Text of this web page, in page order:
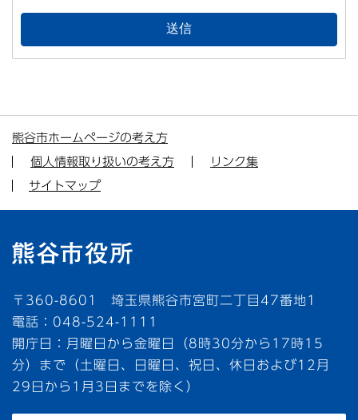
熊谷市ホームページの考え方
個人情報取り扱いの考え方
リンク集
サイトマップ
〒360-8601 埼玉県熊谷市宮町二丁目47番地1
電話：048-524-1111
開庁日：月曜日から金曜日（8時30分から17時15
分）まで（土曜日、日曜日、祝日、休日および12月
29日から1月3日までを除く）